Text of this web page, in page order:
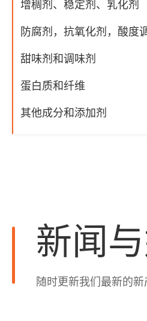
增稠剂、稳定剂、乳化剂
防腐剂，抗氧化剂，酸度
甜味剂和调味剂
蛋白质和纤维
其他成分和添加剂
新闻
随时更新我们最新的